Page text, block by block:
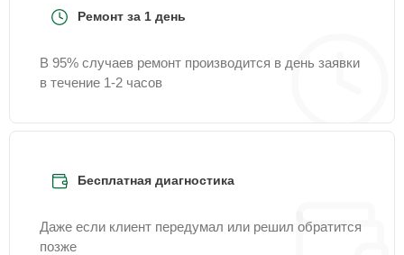
Ремонт за 1 день
В 95% случаев ремонт производится в день заявки
в течение 1-2 часов
Бесплатная диагностика
Даже если клиент передумал или решил обратится
позже